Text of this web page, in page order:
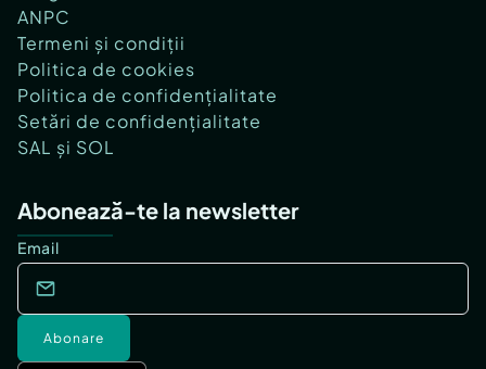
ANPC
Termeni și condiții
Politica de cookies
Politica de confidențialitate
Setări de confidențialitate
SAL și SOL
Abonează-te la newsletter
Email
Abonare